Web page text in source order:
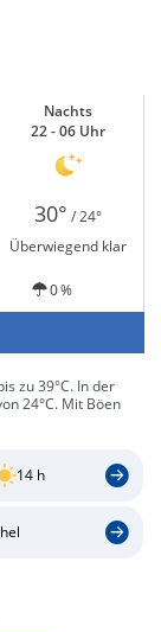
Nachts
22 - 06 Uhr
30° / 24°
Überwiegend klar
0 %
zu 39°C. In der
24°C. Mit Böen
14 h